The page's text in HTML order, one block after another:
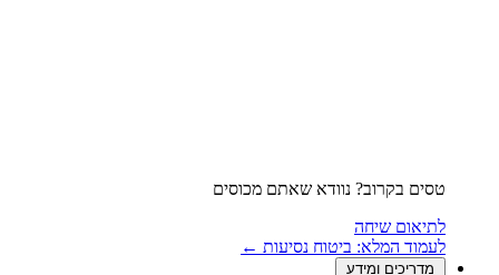
טסים בקרוב? נוודא שאתם מכוסים
לתיאום שיחה
לעמוד המלא: ביטוח נסיעות ←
מדריכים ומידע